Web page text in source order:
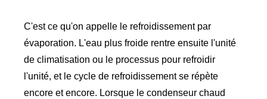
C'est ce qu'on appelle le refroidissement par
évaporation. L'eau plus froide rentre ensuite l'unité
de climatisation ou le processus pour refroidir
l'unité, et le cycle de refroidissement se répète
encore et encore. Lorsque le condenseur chaud